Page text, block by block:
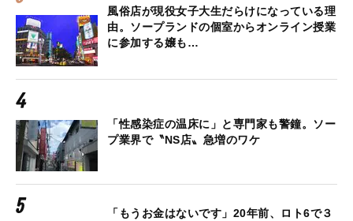
風俗店が現役女子大生だらけになっている理
由。ソープランドの個室からオンライン授業
に参加する嬢も…
「性感染症の温床に」と専門家も警鐘。ソー
プ業界で〝NS店〟急増のワケ
「もうお金はないです」20年前、ロト6で３